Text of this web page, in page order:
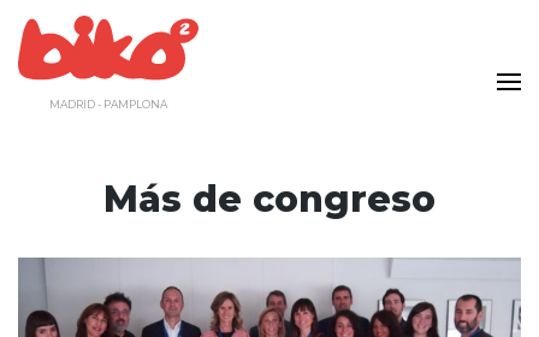
contenido
MADRID - PAMPLONA
Más de congreso